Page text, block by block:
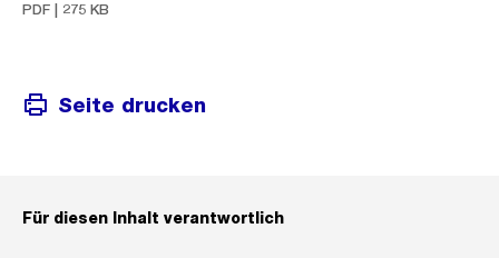
PDF | 275 KB
Seite drucken
Für diesen Inhalt verantwortlich